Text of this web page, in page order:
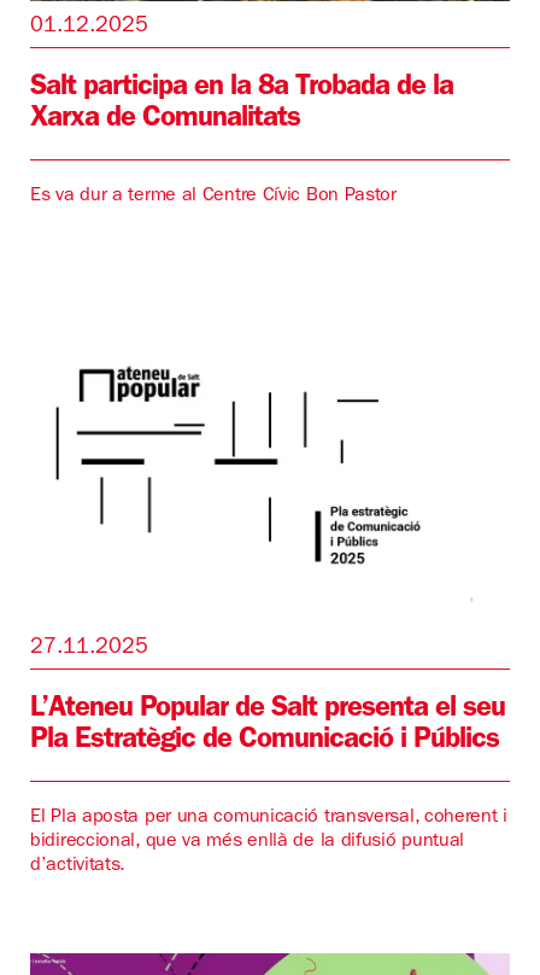
01.12.2025
Salt participa en la 8a Trobada de la
Xarxa de Comunalitats
Es va dur a terme al Centre Cívic Bon Pastor
27.11.2025
L’Ateneu Popular de Salt presenta el seu
Pla Estratègic de Comunicació i Públics
El Pla aposta per una comunicació transversal, coherent i
bidireccional, que va més enllà de la difusió puntual
d’activitats.